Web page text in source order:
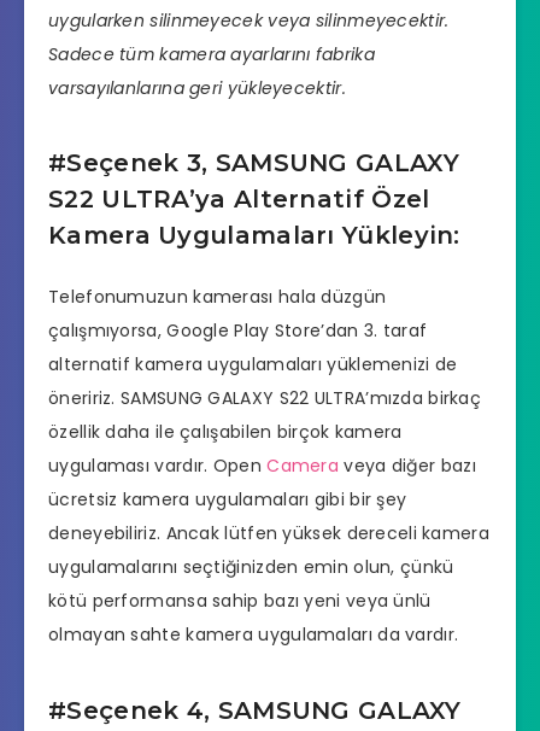
uygularken silinmeyecek veya silinmeyecektir.
Sadece tüm kamera ayarlarını fabrika
varsayılanlarına geri yükleyecektir.
#Seçenek 3, SAMSUNG GALAXY
S22 ULTRA’ya Alternatif Özel
Kamera Uygulamaları Yükleyin:
Telefonumuzun kamerası hala düzgün
çalışmıyorsa, Google Play Store’dan 3. taraf
alternatif kamera uygulamaları yüklemenizi de
öneririz. SAMSUNG GALAXY S22 ULTRA’mızda birkaç
özellik daha ile çalışabilen birçok kamera
uygulaması vardır. OpenCamera veya diğer bazı
ücretsiz kamera uygulamaları gibi bir şey
deneyebiliriz. Ancak lütfen yüksek dereceli kamera
uygulamalarını seçtiğinizden emin olun, çünkü
kötü performansa sahip bazı yeni veya ünlü
olmayan sahte kamera uygulamaları da vardır.
#Seçenek 4, SAMSUNG GALAXY